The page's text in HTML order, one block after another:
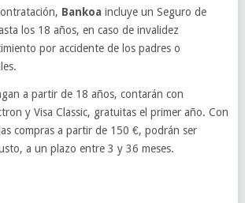
Bankoa incluye un Seguro de
los 18 años, en caso de invalidez
por accidente de los padres o
a partir de 18 años, contarán con
y Visa Classic, gratuitas el primer año. Con
compras a partir de 150 €, podrán ser
a un plazo entre 3 y 36 meses.